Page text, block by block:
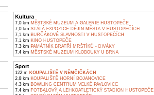
Kultura
7,0 km MĚSTSKÉ MUZEUM A GALERIE HUSTOPEČE
7,0 km STÁLÁ EXPOZICE DĚJIN MĚSTA V HUSTOPEČÍCH
7,1 km BURČÁKOVÉ SLAVNOSTI V HUSTOPEČÍCH
7,1 km KINO HUSTOPEČE
7,3 km PAMÁTNÍK BRATŘÍ MRŠTÍKŮ - DIVÁKY
7,4 km MĚSTSKÉ MUZEUM KLOBOUKY U BRNA
Sport
122 m KOUPALIŠTĚ V NĚMČIČKÁCH
2,8 km KOUPALIŠTĚ HORNÍ BOJANOVICE
4,3 km BOWLING CENTRUM VELKÉ PAVLOVICE
7,4 km FOTBALOVÝ A LEHKOATLETICKÝ STADION HUSTOPEČE